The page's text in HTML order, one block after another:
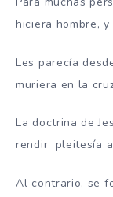
hiciera hombre,
Les parecía
muriera en la
La doctrina de
rendir pleitesía
Al contrario, se